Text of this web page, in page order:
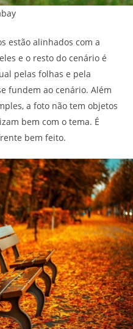
estão alinhados com a
e o resto do cenário é
pelas folhas e pela
fundem ao cenário. Além
a foto não tem objetos
bem com o tema. É
bem feito.